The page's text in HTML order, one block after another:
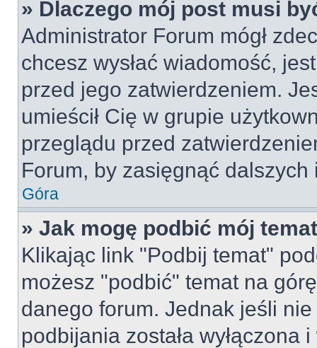
» Dlaczego mój post musi
Administrator Forum mógł
chcesz wysłać wiadomość,
przed jego zatwierdzeniem.
umieścił Cię w grupie
przeglądu przed
Forum, by zasięgnąć dalszych
Góra
» Jak mogę podbić mój
Klikając link "Podbij temat"
możesz "podbić" temat na
danego forum. Jednak jeśli
podbijania została